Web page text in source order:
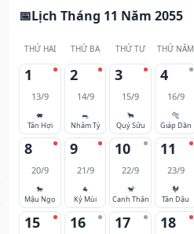
Lịch Tháng 11 Năm 2055
THỨ HAI THỨ BA THỨ TƯ THỨ NĂM
1
13/9
🐖
Tân Hợi
2
14/9
🐀
Nhâm Tý
3
15/9
🐂
Quý Sửu
4
16/9
🐅
Giáp Dần
8
20/9
🐎
Mậu Ngọ
9
21/9
🐐
Kỷ Mùi
10
22/9
🐒
Canh Thân
11
23/9
🐓
Tân Dậu
15 16 17 18